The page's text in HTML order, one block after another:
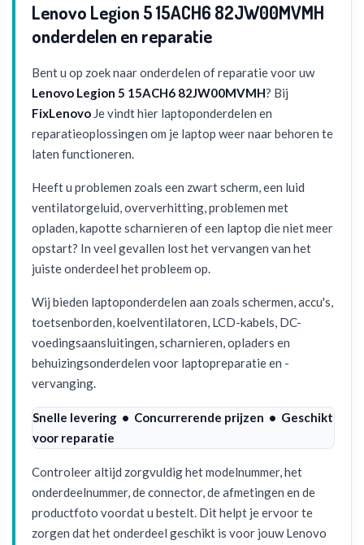
Lenovo Legion 5 15ACH6 82JW00MVMH
onderdelen en reparatie
Bent u op zoek naar onderdelen of reparatie voor uw
Lenovo Legion 5 15ACH6 82JW00MVMH? Bij
FixLenovo Je vindt hier laptoponderdelen en
reparatieoplossingen om je laptop weer naar behoren te
laten functioneren.
Heeft u problemen zoals een zwart scherm, een luid
ventilatorgeluid, oververhitting, problemen met
opladen, kapotte scharnieren of een laptop die niet meer
opstart? In veel gevallen lost het vervangen van het
juiste onderdeel het probleem op.
Wij bieden laptoponderdelen aan zoals schermen, accu's,
toetsenborden, koelventilatoren, LCD-kabels, DC-
voedingsaansluitingen, scharnieren, opladers en
behuizingsonderdelen voor laptopreparatie en -
vervanging.
Snelle levering • Concurrerende prijzen • Geschikt
voor reparatie
Controleer altijd zorgvuldig het modelnummer, het
onderdeelnummer, de connector, de afmetingen en de
productfoto voordat u bestelt. Dit helpt je ervoor te
zorgen dat het onderdeel geschikt is voor jouw Lenovo